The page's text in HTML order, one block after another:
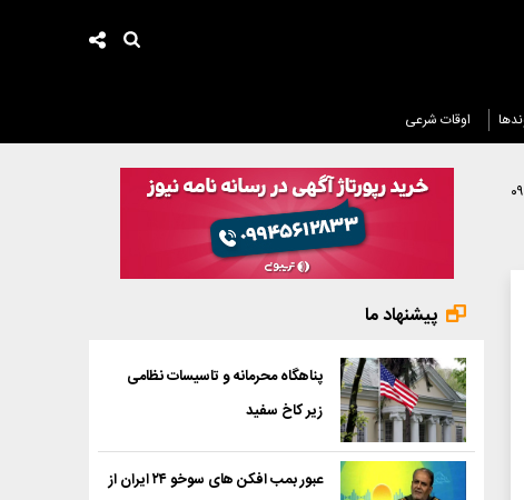
اوقات شرعی
پیشنهاد ما
پناهگاه محرمانه و تاسیسات نظامی
زیر کاخ سفید
عبور بمب افکن های سوخو ۲۴ ایران از